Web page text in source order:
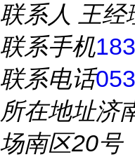
联系人 王经
联系手机
联系电话
所在地址济
场南区20号